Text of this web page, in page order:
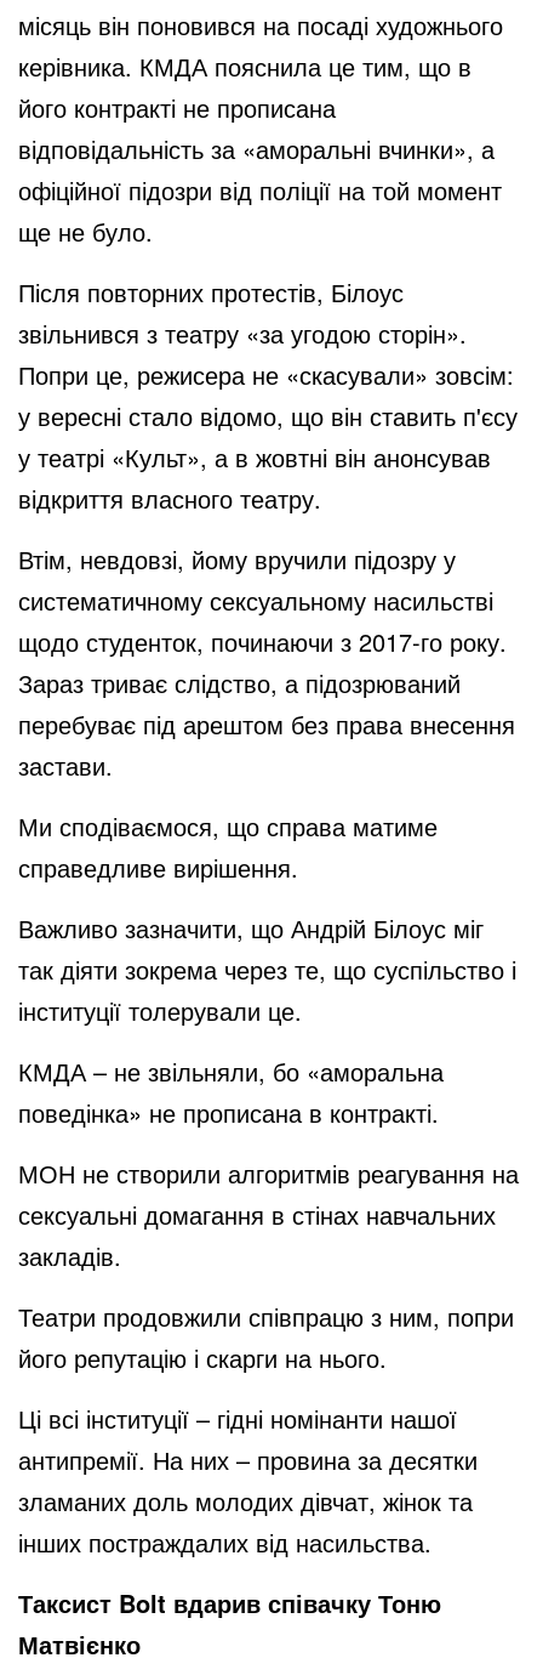
місяць він поновився на посаді художнього
керівника. КМДА пояснила це тим, що в
його контракті не прописана
відповідальність за «аморальні вчинки», а
офіційної підозри від поліції на той момент
ще не було.
Після повторних протестів, Білоус
звільнився з театру «за угодою сторін».
Попри це, режисера не «скасували» зовсім:
у вересні стало відомо, що він ставить п'єсу
у театрі «Культ», а в жовтні він анонсував
відкриття власного театру.
Втім, невдовзі, йому вручили підозру у
систематичному сексуальному насильстві
щодо студенток, починаючи з 2017-го року.
Зараз триває слідство, а підозрюваний
перебуває під арештом без права внесення
застави.
Ми сподіваємося, що справа матиме
справедливе вирішення.
Важливо зазначити, що Андрій Білоус міг
так діяти зокрема через те, що суспільство і
інституції толерували це.
КМДА – не звільняли, бо «аморальна
поведінка» не прописана в контракті.
МОН не створили алгоритмів реагування на
сексуальні домагання в стінах навчальних
закладів.
Театри продовжили співпрацю з ним, попри
його репутацію і скарги на нього.
Ці всі інституції – гідні номінанти нашої
антипремії. На них – провина за десятки
зламаних доль молодих дівчат, жінок та
інших постраждалих від насильства.
Таксист Bolt вдарив співачку Тоню
Матвієнко